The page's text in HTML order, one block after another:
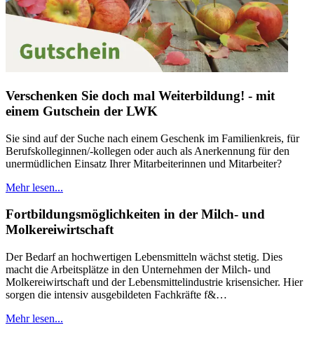
Verschenken Sie doch mal Weiterbildung! - mit
einem Gutschein der LWK
Sie sind auf der Suche nach einem Geschenk im Familienkreis, für
Berufskolleginnen/-kollegen oder auch als Anerkennung für den
unermüdlichen Einsatz Ihrer Mitarbeiterinnen und Mitarbeiter?
Mehr lesen...
Fortbildungsmöglichkeiten in der Milch- und
Molkereiwirtschaft
Der Bedarf an hochwertigen Lebensmitteln wächst stetig. Dies
macht die Arbeitsplätze in den Unternehmen der Milch- und
Molkereiwirtschaft und der Lebensmittelindustrie krisensicher. Hier
sorgen die intensiv ausgebildeten Fachkräfte f&…
Mehr lesen...